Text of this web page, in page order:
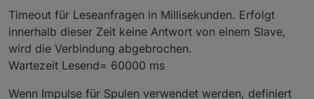
Timeout für Leseanfragen in Millisekunden. Erfolgt
innerhalb dieser Zeit keine Antwort von einem Slave,
wird die Verbindung abgebrochen.
Wartezeit Lesend= 60000 ms
Wenn Impulse für Spulen verwendet werden, definiert